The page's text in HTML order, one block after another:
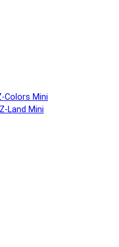
Colors Mini
Land Mini